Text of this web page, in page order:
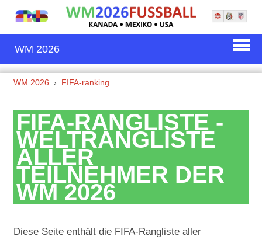
WM 2026
WM 2026 FIFA-ranking
FIFA-RANGLISTE -
WELTRANGLISTE
ALLER
TEILNEHMER DER
WM 2026
Diese Seite enthält die FIFA-Rangliste aller